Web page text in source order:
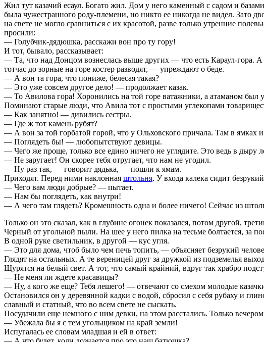
Жил тут казачий есаул. Богато жил. Дом у него каменный с садом и
была чужестранного роду-племени, но никто ее никогда не видел. Зато
на свете не могло сравниться с их красотой, разве только утренние
просили:
— Голубчик-дядюшка, расскажи вон про ту гору!
И тот, бывало, рассказывает:
— Та, что над Донцом вознеслась выше других — что есть Караул-гора.
тотчас до зорные на горе костер разводят, — упреждают о беде.
— А вон та гора, что пониже, белесая такая?
— Это уже совсем другое дело! — продолжает казак.
— То Авилова гора! Хоронились на той горе ватажники, а атаманом
Поминают старые люди, что Авила тот с простыми углекопами
— Как занятно! — дивились сестры.
— Где ж тот камень рубят?
— А вон за той горбатой горой, что у Ольховского причала. Там в ямках
— Поглядеть бы! — любопытствуют девицы.
— Чего же проще, только все едино ничего не углядите. Это ведь в дыру
— Не заругает! Он скорее тебя отругает, что нам не угодил.
— Ну раз так, — говорит дядька, — пошли к ямам.
Приходят. Перед ними наклонная штольня. У входа калека сидит
— Чего вам люди добрые? — пытает.
— Нам бы поглядеть, как внутри!
— А чего там глядеть? Кромешность одна и более ничего! Сейчас из
Только он это сказал, как в глубине огонек показался, потом другой,
Черный от угольной пыли. На шее у него пилка на тесьме болтается, за
В одной руке светильник, в другой — кус угля.
— Это для дома, чтоб было чем печь топить, — объясняет безрукий
Глядят на остальных. А те вереницей друг за дружкой из подземелья
Щурятся на белый свет. А тот, что самый крайний, вдруг так храбро
— Не меня ли ждете красавицы?
— Ну, а кого же еще? Тебя лешего! — отвечают со смехом молодые
Остановился он у деревянной кадки с водой, сбросил с себя рубаху и
славный и статный, что во всем свете не сыскать.
Посудачили еще немного с ним девки, на этом расстались. Только
— Убежала бы я с тем угольщиком на край земли!
Испугалась ее словам младшая и ей в ответ: